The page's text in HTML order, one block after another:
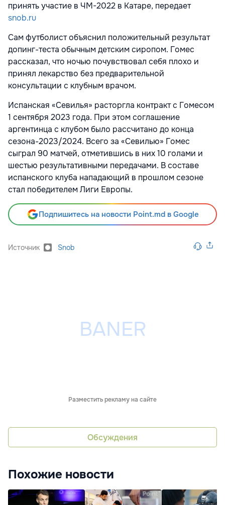
принять участие в ЧМ-2022 в Катаре, передает
snob.ru
Сам футболист объяснил положительный результат
допинг-теста обычным детским сиропом. Гомес
рассказал, что ночью почувствовал себя плохо и
принял лекарство без предварительной
консультации с клубным врачом.
Испанская «Севилья» расторгла контракт с Гомесом
1 сентября 2023 года. При этом соглашение
аргентинца с клубом было рассчитано до конца
сезона-2023/2024. Всего за «Севилью» Гомес
сыграл 90 матчей, отметившись в них 10 голами и
шестью результативными передачами. В составе
испанского клуба нападающий в прошлом сезоне
стал победителем Лиги Европы.
Подпишитесь на новости Point.md в Google
Источник Snob
Разместить рекламу на сайте
Обсуждения
Похожие новости